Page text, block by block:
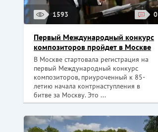
1593 0
Первый Международный конкурс
композиторов пройдет в Москве
В Москве стартовала регистрация на
первый Международный конкурс
композиторов, приуроченный к 85-
летию начала контрнаступления в
битве за Москву. Это ...